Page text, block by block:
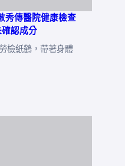
秀傳醫院健康檢查
認成分
檢紙鶴，帶著身體